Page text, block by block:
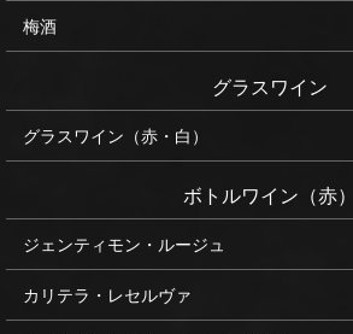
梅酒
グラスワイン
グラスワイン（赤・白）
ボトルワイン（赤）
ジェンティモン・ルージュ
カリテラ・レセルヴァ